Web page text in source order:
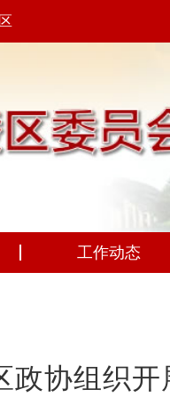
工作动态
政协组织开